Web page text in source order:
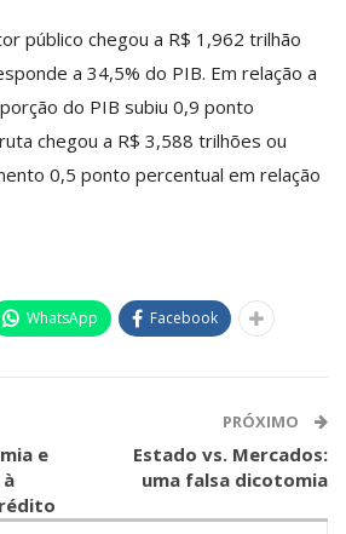
público chegou a R$ 1,962 trilhão
a 34,5% do PIB. Em relação a
do PIB subiu 0,9 ponto
chegou a R$ 3,588 trilhões ou
0,5 ponto percentual em relação
WhatsApp Facebook
e
PRÓXIMO
Estado vs. Mercados:
uma falsa dicotomia